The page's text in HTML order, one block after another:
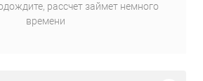
рассчет займет немного
времени